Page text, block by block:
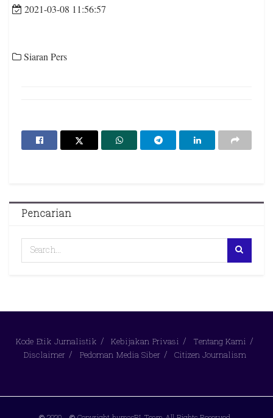
2021-03-08 11:56:57
Siaran Pers
Pencarian
Kode Etik Jurnalistik Kebijakan Privasi
Tentang Kami
Disclaimer
Pedoman Media Siber Citizen Journalism